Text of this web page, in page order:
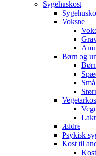
Sygehuskost
Voksne
Børn og
Ældre
Psykisk
Kost til